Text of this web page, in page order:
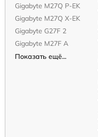
Gigabyte M27Q P-EK
Gigabyte M27Q X-EK
Gigabyte G27F 2
Gigabyte M27F A
Показать ещё...